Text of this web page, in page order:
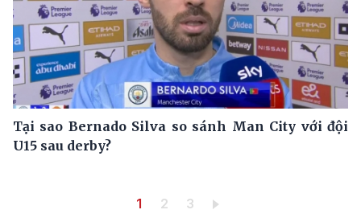
Tại sao Bernado Silva so sánh Man City với đội
U15 sau derby?
Trang hiện thời
1 Trang
2 Trang
3